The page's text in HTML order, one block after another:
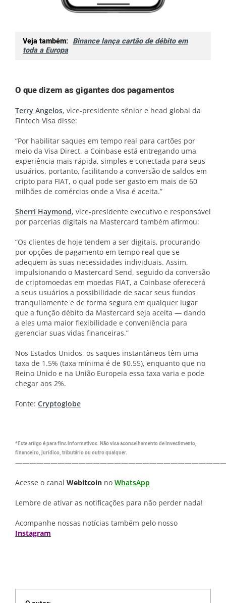
Veja também: Binance lança cartão de débito em
toda a Europa
O que dizem as gigantes dos pagamentos
Terry Angelos, vice-presidente sênior e head global da
Fintech Visa disse:
“Por habilitar saques em tempo real para cartões por
meio da Visa Direct, a Coinbase está entregando uma
experiência mais rápida, simples e conectada para seus
usuários, portanto, facilitando a conversão de saldos em
cripto para FIAT, o qual pode ser gasto em mais de 60
milhões de comércios onde a Visa é aceita.”
Sherri Haymond, vice-presidente executivo e responsável
por parcerias digitais na Mastercard também afirmou:
“Os clientes de hoje tendem a ser digitais, procurando
por opções de pagamento em tempo real que se
adequem às suas necessidades individuais. Assim,
impulsionando o Mastercard Send, seguido da conversão
de criptomoedas em moedas FIAT, a Coinbase oferecerá
a seus usuários a possibilidade de sacar seus fundos
tranquilamente e de forma segura em qualquer lugar
que a função débito da Mastercard seja aceita — dando
a eles uma maior flexibilidade e conveniência para
gerenciar suas vidas financeiras.”
Nos Estados Unidos, os saques instantâneos têm uma
taxa de 1.5% (taxa mínima é de $0.55), enquanto que no
Reino Unido e na União Europeia essa taxa varia e pode
chegar aos 2%.
Fonte: Cryptoglobe
*Este artigo é para fins informativos. Não visa aconselhamento de investimento,
financeiro, jurídico, tributário ou outro qualquer.
Acesse o canal Webitcoin no WhatsApp
Lembre de ativar as notificações para não perder nada!
Acompanhe nossas notícias também pelo nosso
Instagram